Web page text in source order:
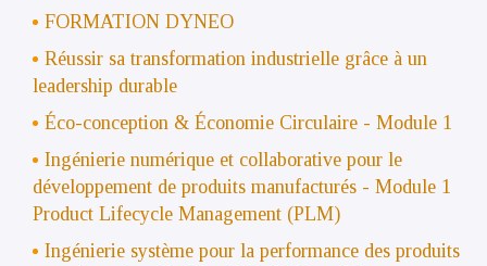
FORMATION DYNEO
Réussir sa transformation industrielle grâce à un
leadership durable
Éco-conception & Économie Circulaire - Module 1
Ingénierie numérique et collaborative pour le
développement de produits manufacturés - Module 1
Product Lifecycle Management (PLM)
Ingénierie système pour la performance des produits